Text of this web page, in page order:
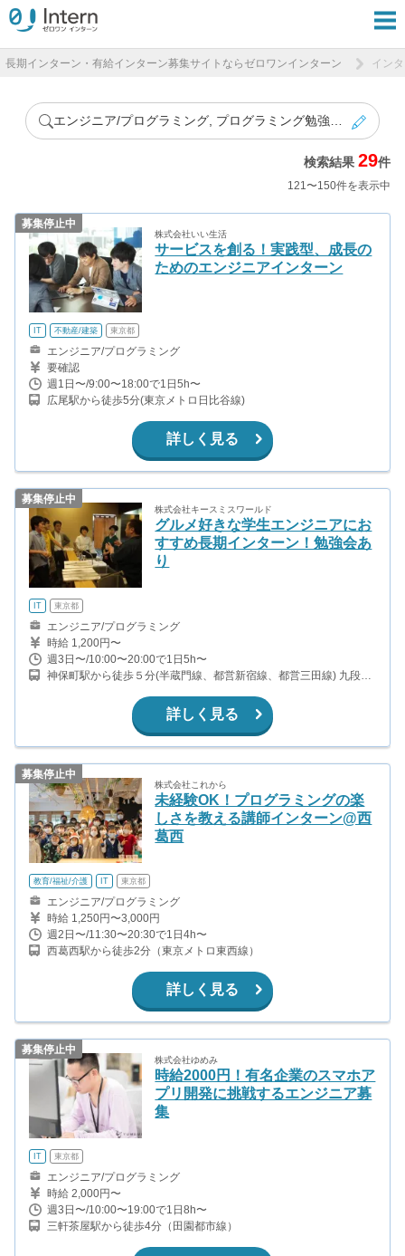
長期インターン・有給インターン募集サイトならゼロワンインターン イン
検索結果29件
121〜150件を表示中
募集停止中
株式会社いい生活
サービスを創る！実践型、成長の
ためのエンジニアインターン
IT 不動産/建築 東京都
エンジニア/プログラミング
要確認
週1日〜/9:00〜18:00で1日5h〜
広尾駅から徒歩5分(東京メトロ日比谷線)
詳しく見る
募集停止中
株式会社キースミスワールド
グルメ好きな学生エンジニアにお
すすめ長期インターン！勉強会あ
り
IT 東京都
エンジニア/プログラミング
時給 1,200円〜
週3日〜/10:00〜20:00で1日5h〜
神保町駅から徒歩５分(半蔵門線、都営新宿線、都営三田線) 九段下
9分(都営新宿線) 淡路町駅から徒歩9分(丸ノ内線)
詳しく見る
募集停止中
株式会社これから
未経験OK！プログラミングの楽
しさを教える講師インターン@西
葛西
教育/福祉/介護 IT 東京都
エンジニア/プログラミング
時給 1,250円〜3,000円
週2日〜/11:30〜20:30で1日4h〜
西葛西駅から徒歩2分（東京メトロ東西線）
詳しく見る
募集停止中
株式会社ゆめみ
時給2000円！有名企業のスマホア
プリ開発に挑戦するエンジニア募
集
IT 東京都
エンジニア/プログラミング
時給 2,000円〜
週3日〜/10:00〜19:00で1日8h〜
三軒茶屋駅から徒歩4分（田園都市線）